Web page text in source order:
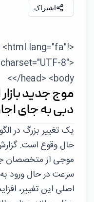
اشتراک
<html lang="fa"
8">
</head> <body>
موج جدید
دبی به جای
یک تغییر بزرگ در
حال وقوع است.
سرعت در حال ورود
اصلی این تغییر،